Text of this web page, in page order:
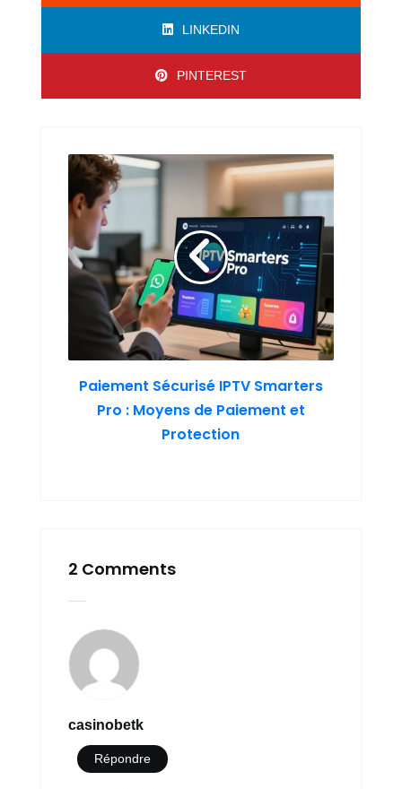
LINKEDIN
PINTEREST
Paiement Sécurisé IPTV Smarters
Pro : Moyens de Paiement et
Protection
2 Comments
casinobetk
Répondre